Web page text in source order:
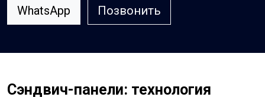
WhatsApp Позвонить
Сэндвич-панели: технология